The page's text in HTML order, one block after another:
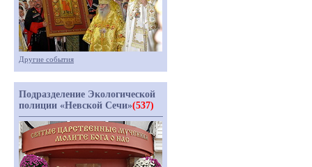
Другие события
Подразделение Экологической
полиции «Невской Сечи»(537)